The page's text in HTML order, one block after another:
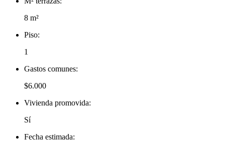
8 m²
Piso:
1
Gastos comunes:
$6.000
Vivienda promovida:
Sí
Fecha estimada: